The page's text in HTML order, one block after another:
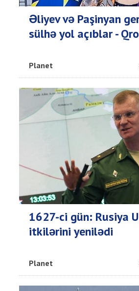
Əliyev və Paşinyan
sülhə yol açıblar -
Planet
1627-ci gün: Rusiya
itkilərini yenilədi
Planet